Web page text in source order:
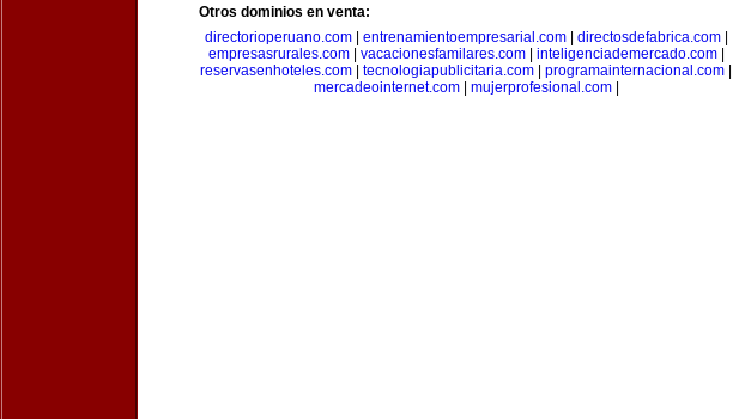
Otros dominios en venta:
directorioperuano.com| entrenamientoempresarial.com| directosdefabrica.com|
empresasrurales.com| vacacionesfamilares.com| inteligenciademercado.com|
reservasenhoteles.com
tecnologiapublicitaria.com programainternacional.com
mercadeointernet.com| mujerprofesional.com|